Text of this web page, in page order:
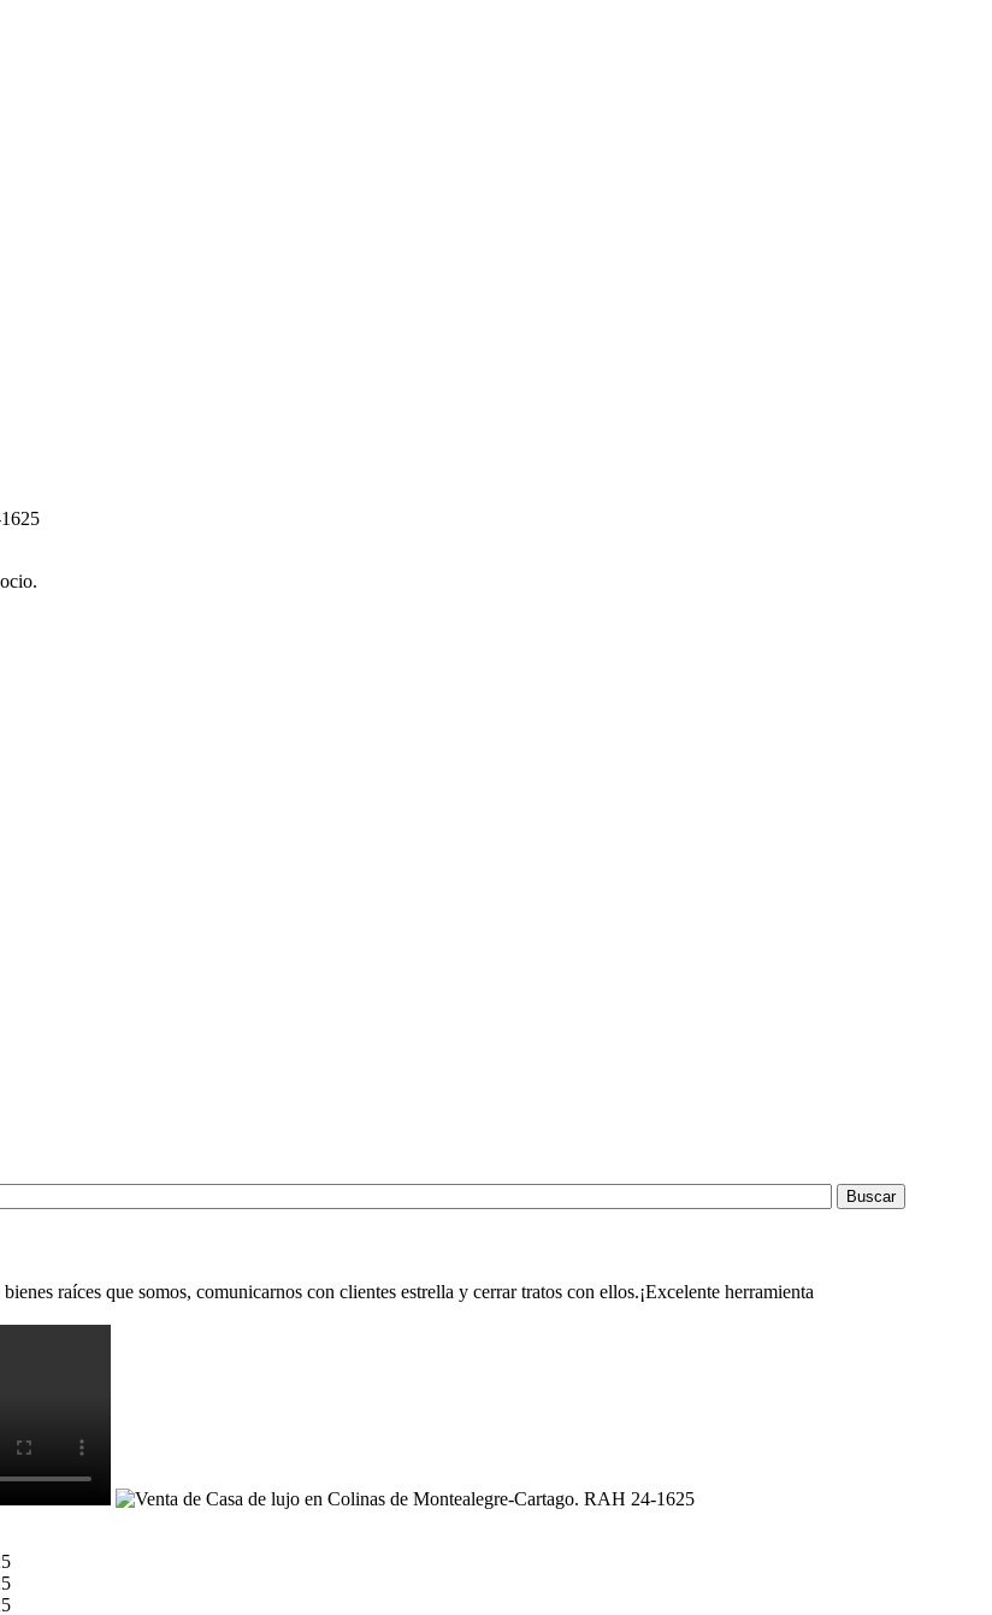
raíces que somos, comunicarnos con clientes estrella y cerrar tratos con ellos.¡Excelente herramienta